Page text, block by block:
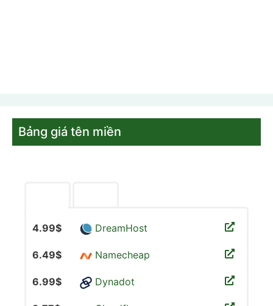
Bảng giá tên miền
4.99$ DreamHost
6.49$ Namecheap
6.99$ Dynadot